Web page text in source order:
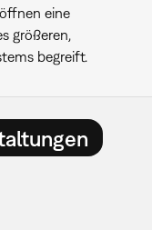
eine
größeren,
begreift.